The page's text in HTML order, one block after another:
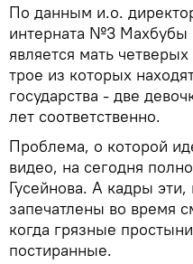
По данным и.о.
интерната №3 Махбубы
является мать
трое из которых
государства - две
лет соответственно.
Проблема, о которой
видео, на сегодня
Гусейнова. А кадры
запечатлены во время
когда грязные
постиранные.